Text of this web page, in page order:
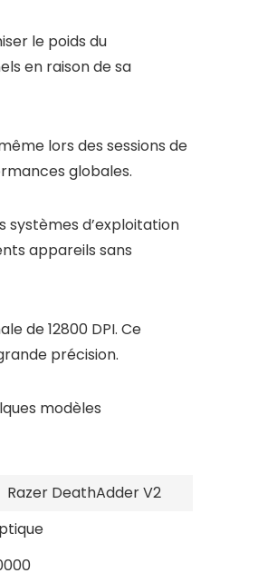
le poids du
en raison de sa
lors des sessions de
globales.
systèmes d’exploitation
appareils sans
de 12800 DPI. Ce
précision.
modèles
Razer DeathAdder V2